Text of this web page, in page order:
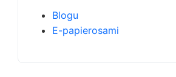
Blogu
E-papierosami